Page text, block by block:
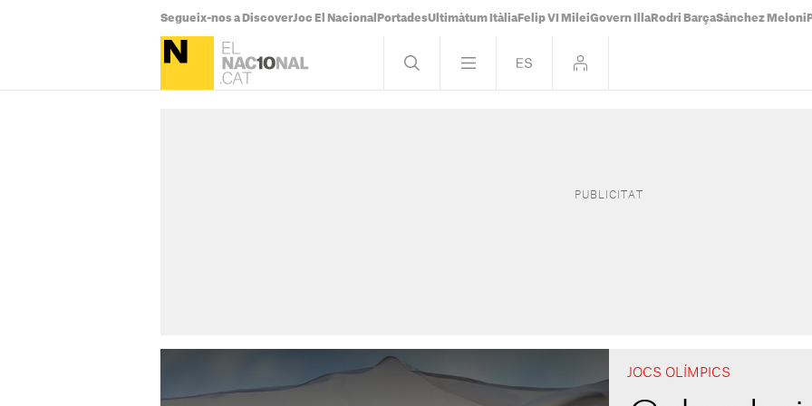
Segueix-nos a DiscoverJoc El Nacional PortadesUltimàtum Itàlia Felip VI MileiGovern Illa Rodri BarçaSánchez Meloni
JOCS OLÍMPICS